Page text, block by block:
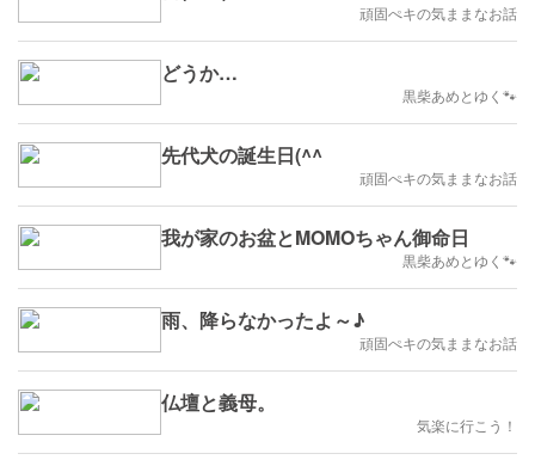
頑固ぺキの気ままなお話
どうか…
黒柴あめとゆく🐾
先代犬の誕生日(^^ゞ
頑固ぺキの気ままなお話
我が家のお盆とMOMOちゃん御命日
黒柴あめとゆく🐾
雨、降らなかったよ～♪
頑固ぺキの気ままなお話
仏壇と義母。
気楽に行こう！